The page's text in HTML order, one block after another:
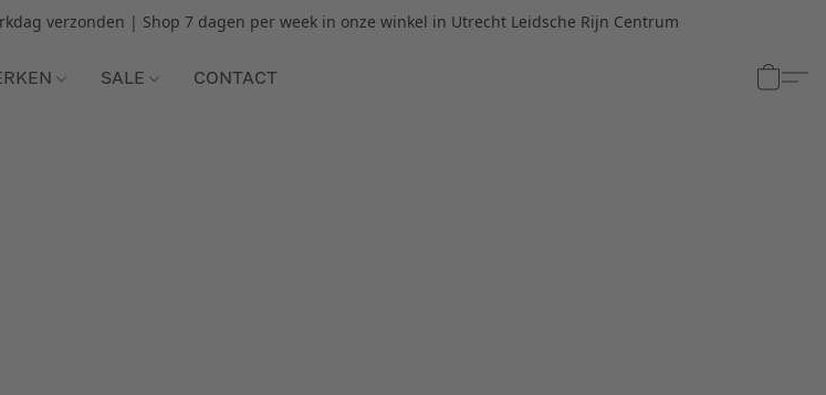
verzonden | Shop 7 dagen per week in onze winkel in Utrecht Leidsche Rijn Centrum
SALE CONTACT